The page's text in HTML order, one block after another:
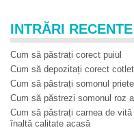
INTRĂRI RECENTE
Cum să păstrați corect puiul
Cum să depozitați corect
Cum să păstrați somonul
Cum să păstrezi somonul roz
Cum să păstrați carnea de
înaltă calitate acasă